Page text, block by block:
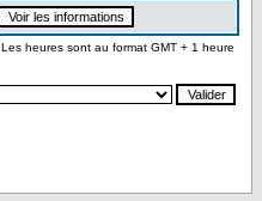
Les heures sont au format GMT + 1 heure